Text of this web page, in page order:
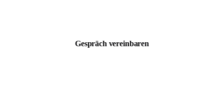
Gespräch vereinbaren